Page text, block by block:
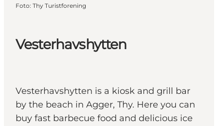
Vesterhavshytten
Vesterhavshytten is a kiosk and grill bar
by the beach in Agger, Thy. Here you can
buy fast barbecue food and delicious ice
Foto: Thy Turistforening